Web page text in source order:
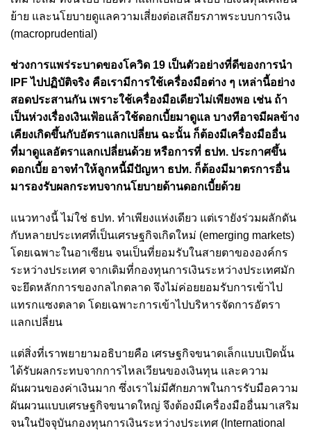
ย้าย และนโยบายดูแลความเสี่ยงต่อเสถียรภาพระบบการเงิน
(macroprudential)
ช่วงการแพร่ระบาดของโควิด 19 เป็นตัวอย่างที่ดีของการนำ
IPF ไปปฏิบัติจริง คือเรามีการใช้เครื่องมือต่าง ๆ เหล่านี้อย่าง
สอดประสานกัน เพราะใช้เครื่องมือเดียวไม่เพียงพอ เช่น ถ้า
เป็นห่วงเรื่องเงินเฟ้อแล้วใช้ดอกเบี้ยมาดูแล บางทีอาจมีผลข้าง
เคียงเกิดขึ้นกับอัตราแลกเปลี่ยน ฉะนั้น ก็ต้องมีเครื่องมืออื่น
ที่มาดูแลอัตราแลกเปลี่ยนด้วย หรือการที่ ธปท. ประกาศขึ้น
ดอกเบี้ย อาจทำให้ลูกหนี้มีปัญหา ธปท. ก็ต้องมีมาตรการอื่น
มารองรับผลกระทบจากนโยบายด้านดอกเบี้ยด้วย
แนวทางนี้ ไม่ใช่ ธปท. ทำเพียงแห่งเดียว แต่เรายังร่วมผลักดัน
กับหลายประเทศที่เป็นเศรษฐกิจเกิดใหม่ (emerging markets)
โดยเฉพาะในอาเซียน จนเป็นที่ยอมรับในสายตาขององค์กร
ระหว่างประเทศ จากเดิมที่กองทุนการเงินระหว่างประเทศมัก
จะยึดหลักการของกลไกตลาด จึงไม่ค่อยยอมรับการเข้าไป
แทรกแซงตลาด โดยเฉพาะการเข้าไปบริหารจัดการอัตรา
แลกเปลี่ยน
แต่สิ่งที่เราพยายามอธิบายคือ เศรษฐกิจขนาดเล็กแบบเปิดนั้น
ได้รับผลกระทบจากการไหลเวียนของเงินทุน และความ
ผันผวนของค่าเงินมาก ซึ่งเราไม่มีศักยภาพในการรับมือความ
ผันผวนแบบเศรษฐกิจขนาดใหญ่ จึงต้องมีเครื่องมืออื่นมาเสริม
จนในปัจจุบันกองทุนการเงินระหว่างประเทศ (International